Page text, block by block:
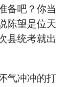
备吧？你当
陈望是位天
县统考就出
气冲冲的打